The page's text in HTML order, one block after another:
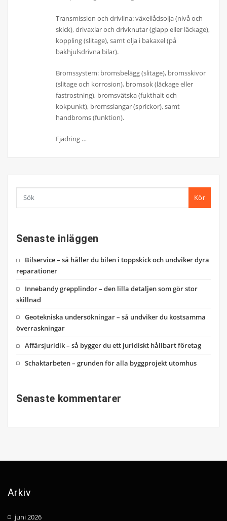
Transmission och drivlina: växellådsolja (nivå och
skick), drivaxlar och drivknutar (glapp eller läckage),
koppling (slitage), samt olja i bakaxel (på
bakhjulsdrivna bilar).
Bromssystem: bromsbelägg (slitage), bromsskivor
(slitage och korrosion), bromsok (läckage eller
fastrostning), bromsvätska (fukthalt och
kokpunkt), bromsslangar (sprickor), samt
handbroms (funktion).
Fjädring …
Kör
Senaste inläggen
Bilservice – så håller du bilen i toppskick och undviker dyra
reparationer
Innebandy grepplindor – den lilla detaljen som gör stor
skillnad
Geotekniska undersökningar – så undviker du kostsamma
överraskningar
Affärsjuridik – så bygger du ett juridiskt hållbart företag
Schaktarbeten – grunden för alla byggprojekt utomhus
Senaste kommentarer
Arkiv
juni 2026